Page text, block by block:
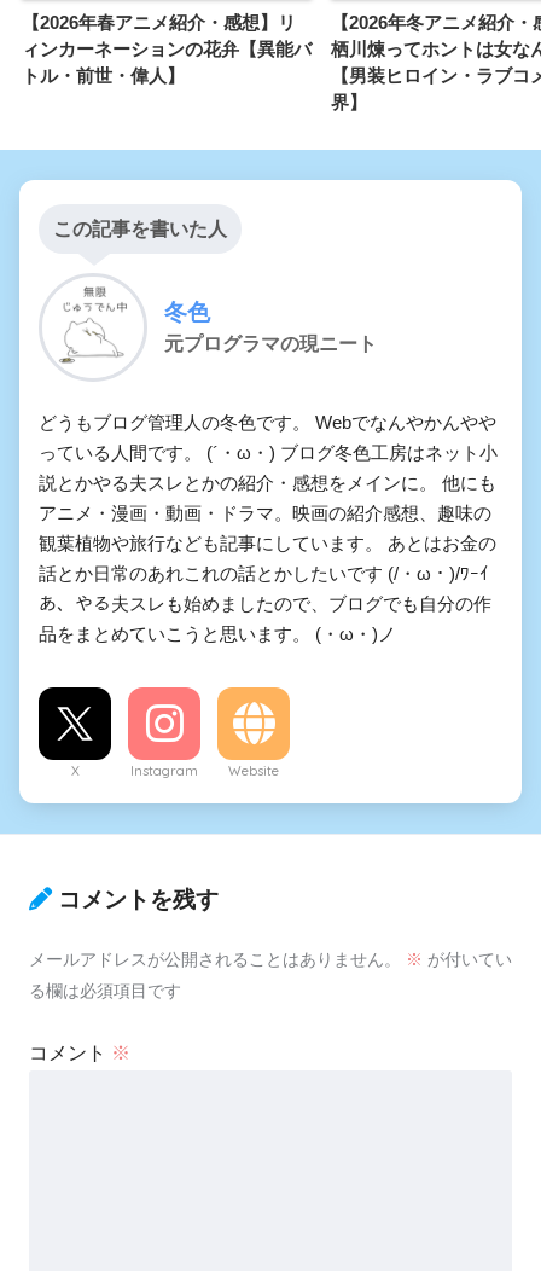
【2026年春アニメ紹介・感想】リ
ィンカーネーションの花弁【異能バ
トル・前世・偉人】
【2026年冬アニメ紹介・
栖川煉ってホントは女な
【男装ヒロイン・ラブコ
界】
この記事を書いた人
冬色
元プログラマの現ニート
どうもブログ管理人の冬色です。 Webでなんやかんやや
っている人間です。 (´・ω・) ブログ冬色工房はネット小
説とかやる夫スレとかの紹介・感想をメインに。 他にも
アニメ・漫画・動画・ドラマ。映画の紹介感想、趣味の
観葉植物や旅行なども記事にしています。 あとはお金の
話とか日常のあれこれの話とかしたいです (/・ω・)/ﾜｰｲ
あ、やる夫スレも始めましたので、ブログでも自分の作
品をまとめていこうと思います。 (・ω・)ノ
X Instagram Website
コメントを残す
メールアドレスが公開されることはありません。 ※ が付いてい
る欄は必須項目です
コメント ※